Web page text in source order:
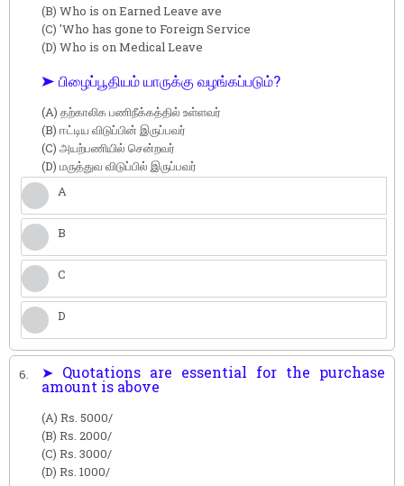
(B) Who is on Earned Leave ave
(C) 'Who has gone to Foreign Service
(D) Who is on Medical Leave
➤ பிழைப்பூதியம் யாருக்கு வழங்கப்படும்?
(A) தற்காலிக பணிநீக்கத்தில் உள்ளவர்
(B) ஈட்டிய விடுப்பின் இருப்பவர்
(C) அயற்பணியில் சென்றவர்
(D) மருத்துவ விடுப்பில் இருப்பவர்
A
B
C
D
6. ➤ Quotations are essential for the purchase
amount is above
(A) Rs. 5000/
(B) Rs. 2000/
(C) Rs. 3000/
(D) Rs. 1000/